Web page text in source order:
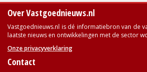
Over Vastgoednieuws.nl
Vastgoednieuws.nl is dé informatiebron van de
laatste nieuws en ontwikkelingen met de sector
Onze privacyverklaring
Contact